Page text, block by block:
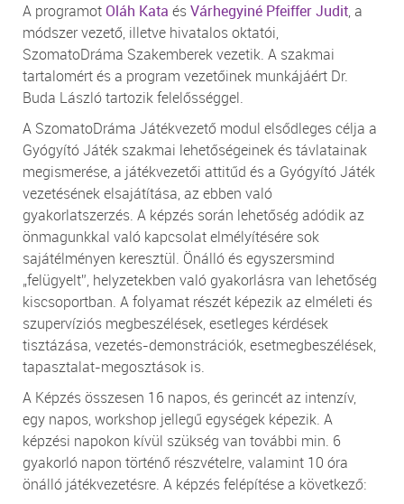
A programot Oláh Kata ésVárhegyiné Pfeiffer Judit, a
módszer vezető, illetve hivatalos oktatói,
SzomatoDráma Szakemberek vezetik. A szakmai
tartalomért és a program vezetőinek munkájáért Dr.
Buda László tartozik felelősséggel.
A SzomatoDráma Játékvezető modul elsődleges célja a
Gyógyító Játék szakmai lehetőségeinek és távlatainak
megismerése, a játékvezetői attitűd és a Gyógyító Játék
vezetésének elsajátítása, az ebben való
gyakorlatszerzés. A képzés során lehetőség adódik az
önmagunkkal való kapcsolat elmélyítésére sok
sajátélményen keresztül. Önálló és egyszersmind
„felügyelt”, helyzetekben való gyakorlásra van lehetőség
kiscsoportban. A folyamat részét képezik az elméleti és
szupervíziós megbeszélések, esetleges kérdések
tisztázása, vezetés-demonstrációk, esetmegbeszélések,
tapasztalat-megosztások is.
A Képzés összesen 16 napos, és gerincét az intenzív,
egy napos, workshop jellegű egységek képezik. A
képzési napokon kívül szükség van további min. 6
gyakorló napon történő részvételre, valamint 10 óra
önálló játékvezetésre. A képzés felépítése a következő: